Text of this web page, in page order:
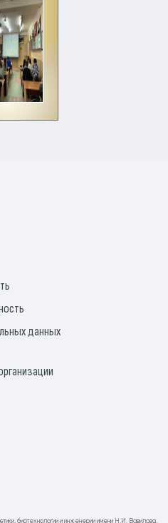
биотехнологии и инженерии имени Н.И. Вавилова.
данных